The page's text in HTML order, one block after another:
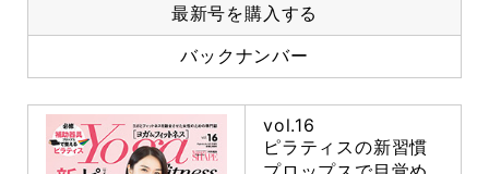
最新号を購入する
バックナンバー
vol.16
ピラティスの新習慣